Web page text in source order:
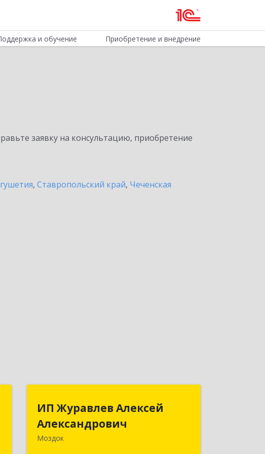
и обучение Приобретение и внедрение
заявку на консультацию, приобретение
, Ставропольский край, Чеченская
ИП Журавлев Алексей
Александрович
Моздок
ИП Журавлев Алексей
Александрович
363750, Северная Осетия - Алания